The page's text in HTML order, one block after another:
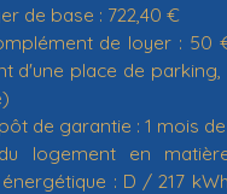
de base : 722,40 €
de loyer : 50
d'une place de
de garantie : 1 mois
logement en
: D / 217